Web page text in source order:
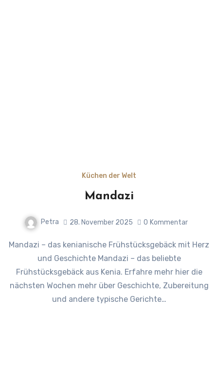
Küchen der Welt
Mandazi
Petra 28. November 2025 0 Kommentar
Mandazi – das kenianische Frühstücksgebäck mit Herz
und Geschichte Mandazi – das beliebte
Frühstücksgebäck aus Kenia. Erfahre mehr hier die
nächsten Wochen mehr über Geschichte, Zubereitung
und andere typische Gerichte…